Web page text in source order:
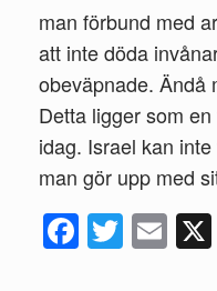
man förbund med
att inte döda
obeväpnade. Ändå
Detta ligger som
idag. Israel kan
man gör upp med
Fac
Twi
Ema